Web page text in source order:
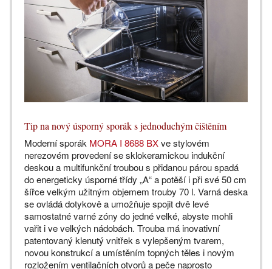
Tip na nový úsporný sporák s jednoduchým čištěním
Moderní sporák MORA I 8688 BXve stylovém
nerezovém provedení se sklokeramickou indukční
deskou a multifunkční troubou s přidanou párou spadá
do energeticky úsporné třídy „A“ a potěší i při své 50 cm
šířce velkým užitným objemem trouby 70 l. Varná deska
se ovládá dotykově a umožňuje spojit dvě levé
samostatné varné zóny do jedné velké, abyste mohli
vařit i ve velkých nádobách. Trouba má inovativní
patentovaný klenutý vnitřek s vylepšeným tvarem,
novou konstrukcí a umístěním topných těles i novým
rozložením ventilačních otvorů a peče naprosto